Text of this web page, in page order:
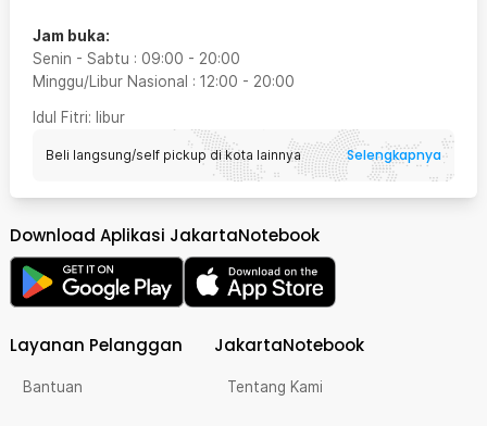
Jam buka:
Senin - Sabtu : 09:00 - 20:00
Minggu/Libur Nasional : 12:00 - 20:00
Idul Fitri: libur
Beli langsung/self pickup di kota lainnya Selengkapnya
Download Aplikasi JakartaNotebook
Layanan Pelanggan
Bantuan
JakartaNotebook
Tentang Kami